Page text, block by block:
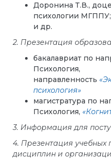
Доронина Т.В.,
психологии МГППУ;
и др.
2. Презентация
бакалавриат по
Психология,
направленность
психология»
магистратура по
Психология,
3. Информация для
4. Презентация учебных
дисциплин и